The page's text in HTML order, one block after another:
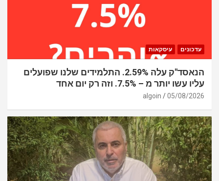
עדכונים עיסקאות
הנאסד"ק עלה 2.59%. התלמידים שלנו שפועלים
עליו עשו יותר מ – 7.5%. וזה רק יום אחד
05/08/2026
algoin